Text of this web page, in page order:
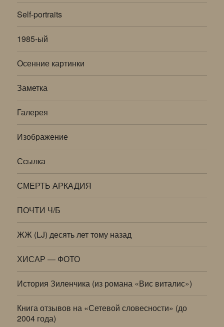
Self-portraits
1985-ый
Осенние картинки
Заметка
Галерея
Изображение
Ссылка
СМЕРТЬ АРКАДИЯ
ПОЧТИ Ч/Б
ЖЖ (LJ) десять лет тому назад
ХИСАР — ФОТО
История Зиленчика (из романа «Вис виталис»)
Книга отзывов на «Сетевой словесности» (до
2004 года)